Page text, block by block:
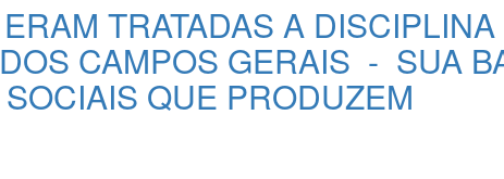
TRATADAS A
CAMPOS GERAIS - SUA
QUE PRODUZEM